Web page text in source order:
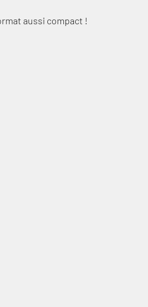
aussi compact !